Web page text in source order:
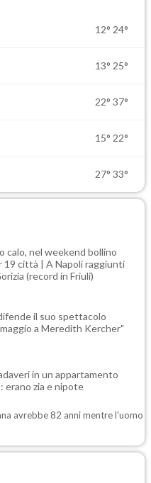
12° 24°
13° 25°
22° 37°
15° 22°
27° 33°
calo, nel weekend bollino
19 città | A Napoli raggiunti
(record in Friuli)
il suo spettacolo
a Meredith Kercher"
in un appartamento
erano zia e nipote
avrebbe 82 anni mentre l'uomo